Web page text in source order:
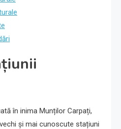
în inima Munților Carpați,
și mai cunoscute stațiuni